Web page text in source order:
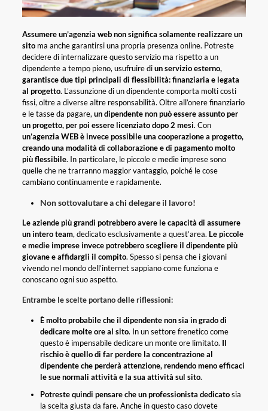
Assumere un’agenzia web non significa solamente realizzare un
sitoma anche garantirsi una propria presenza online. Potreste
decidere di internalizzare questo servizio ma rispetto a un
dipendente a tempo pieno, usufruire diun servizio esterno,
garantisce due tipi principali di flessibilità: finanziaria e legata
al progetto. L’assunzione di un dipendente comporta molti costi
fissi, oltre a diverse altre responsabilità. Oltre all’onere finanziario
e le tasse da pagare, un dipendente non può essere assunto per
un progetto, per poi essere licenziato dopo 2 mesi. Con
un’agenzia WEB è invece possibile una cooperazione a progetto,
creando una modalità di collaborazione e di pagamento molto
più flessibile. In particolare, le piccole e medie imprese sono
quelle che ne trarranno maggior vantaggio, poiché le cose
cambiano continuamente e rapidamente.
Non sottovalutare a chi delegare il lavoro!
Le aziende più grandi potrebbero avere le capacità di assumere
un intero team, dedicato esclusivamente a quest’area. Le piccole
e medie imprese invece potrebbero scegliere il dipendente più
giovane e affidargli il compito. Spesso si pensa che i giovani
vivendo nel mondo dell’internet sappiano come funziona e
conoscano ogni suo aspetto.
Entrambe le scelte portano delle riflessioni:
È molto probabile che il dipendente non sia in grado di
dedicare molte ore al sito. In un settore frenetico come
questo è impensabile dedicare un monte ore limitato. Il
rischio è quello di far perdere la concentrazione al
dipendente che perderà attenzione, rendendo meno efficaci
le sue normali attività e la sua attività sul sito.
Potreste quindi pensare che un professionista dedicatosia
la scelta giusta da fare. Anche in questo caso dovete